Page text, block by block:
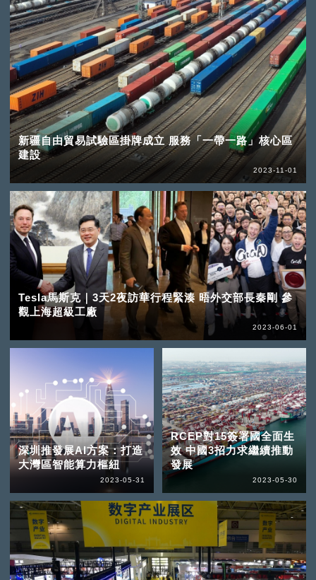
新疆自由貿易試驗區掛牌成立 服務「一帶一路」核心區
建設
2023-11-01
Tesla馬斯克｜3天2夜訪華行程緊湊 晤外交部長秦剛 參
觀上海超級工廠
2023-06-01
深圳推發展AI方案：打造
大灣區智能算力樞紐
2023-05-31
RCEP對15簽署國全面生
效 中國3招力求繼續推動
發展
2023-05-30